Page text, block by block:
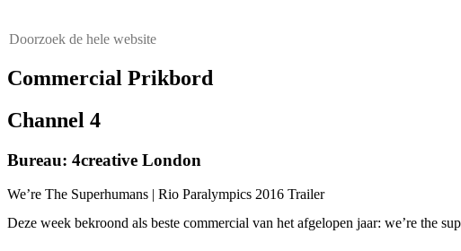
Commercial Prikbord
Channel 4
Bureau: 4creative London
We’re The Superhumans | Rio Paralympics 2016 Trailer
Deze week bekroond als beste commercial van het afgelopen jaar: we’re the